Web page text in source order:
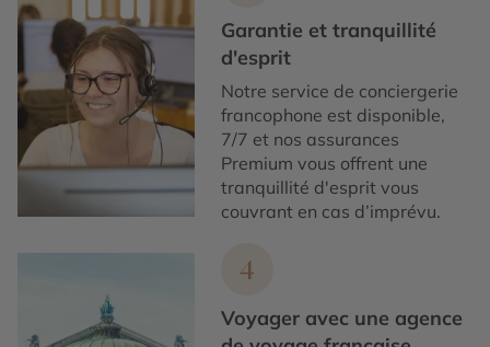
Garantie et tranquillité
d'esprit
Notre service de conciergerie
francophone est disponible,
7/7 et nos assurances
Premium vous offrent une
tranquillité d'esprit vous
couvrant en cas d’imprévu.
4
Voyager avec une agence